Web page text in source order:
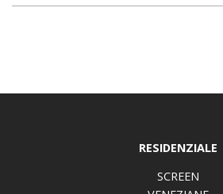
RESIDENZIALE
SCREEN